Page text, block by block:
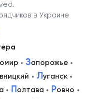
в Украине
Запорожье
Луганск
Полтава Ровно